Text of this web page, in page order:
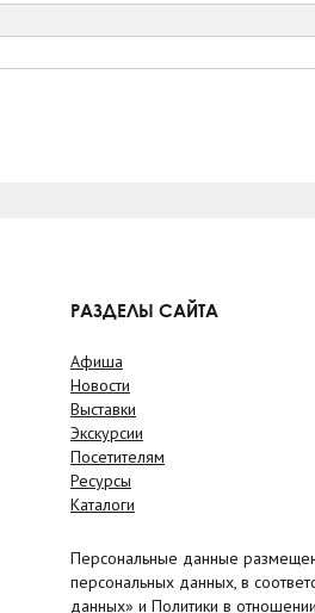
РАЗДЕЛЫ САЙТА
Афиша
Новости
Выставки
Экскурсии
Посетителям
Ресурсы
Каталоги
Персональные данные
персональных данных, в
данных» и Политики в